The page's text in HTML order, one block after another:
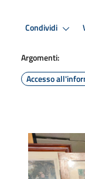
Condividi
Argomenti:
Accesso